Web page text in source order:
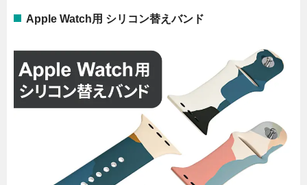
Apple Watch用 シリコン替えバンド